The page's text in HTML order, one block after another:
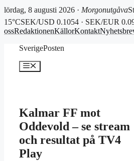
lördag, 8 augusti 2026 · Morgonutgåva
15°CSEK/USD 0.1054 · SEK/EUR
ossRedaktionenKällorKontakt
SverigePosten
Meny
Kalmar FF mot
Oddevold – se stream
och resultat på TV4
Play